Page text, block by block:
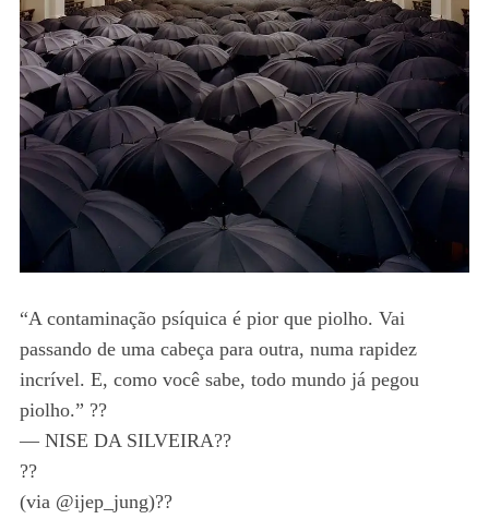
“A contaminação psíquica é pior que piolho. Vai
passando de uma cabeça para outra, numa rapidez
incrível. E, como você sabe, todo mundo já pegou
piolho.” ??
— NISE DA SILVEIRA??
??
(via @ijep_jung)??